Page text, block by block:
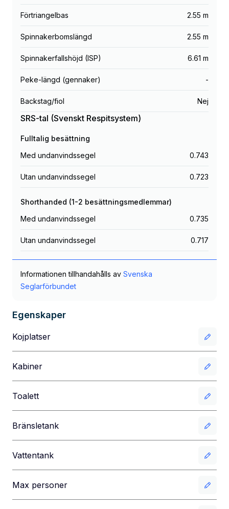
Förtriangelbas 2.55 m
Spinnakerbomslängd 2.55 m
Spinnakerfallshöjd (ISP) 6.61 m
Peke-längd (gennaker) -
Backstag/fiol Nej
SRS-tal (Svenskt Respitsystem)
Fulltalig besättning
Med undanvindssegel
0.743
Utan undanvindssegel 0.723
Shorthanded (1-2 besättningsmedlemmar)
Med undanvindssegel
0.735
Utan undanvindssegel 0.717
Informationen tillhandahålls av Svenska
Seglarförbundet
Egenskaper
Kojplatser
Kabiner
Toalett
Bränsletank
Vattentank
Max personer